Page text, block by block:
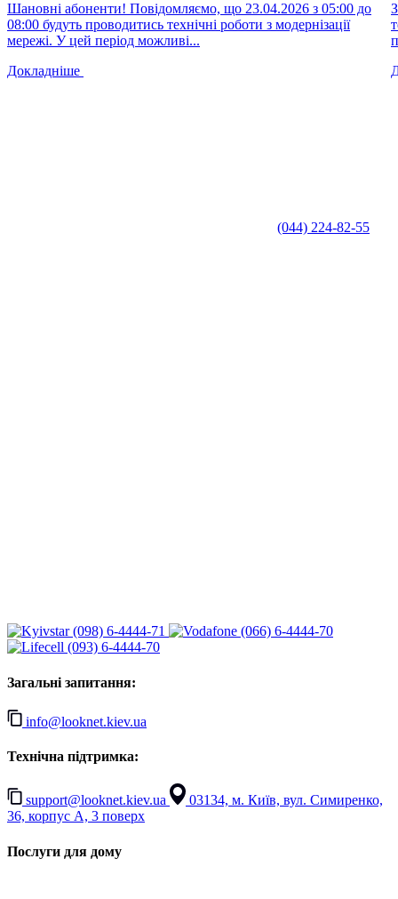
Шановні абоненти! Повідомляємо, що 23.04.2026 з 05:00 до
08:00 будуть проводитись технічні роботи з модернізації
мережі. У цей період можливі...
Докладніше
(044) 224-82-55
(098) 6-4444-71
(066) 6-4444-70
(093) 6-4444-70
Загальні запитання:
info@looknet.kiev.ua
Технічна підтримка:
support@looknet.kiev.ua
03134, м. Київ, вул. Симиренко,
36, корпус А, 3 поверх
Послуги для дому